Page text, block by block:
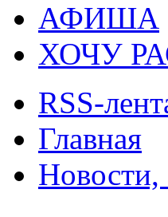
АФИША
ХОЧУ
RSS-
Главная